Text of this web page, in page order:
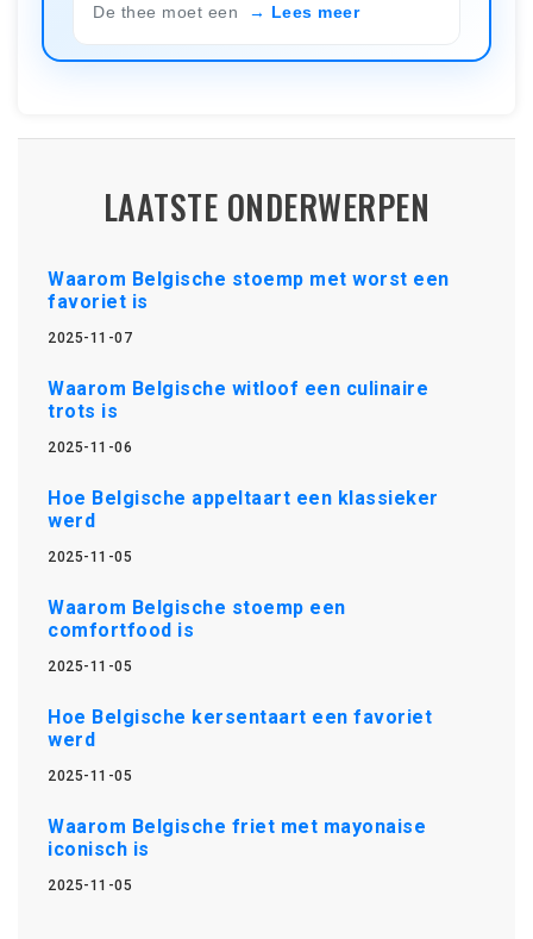
De thee moet een
Lees meer
LAATSTE ONDERWERPEN
Waarom Belgische stoemp met worst een
favoriet is
2025-11-07
Waarom Belgische witloof een culinaire
trots is
2025-11-06
Hoe Belgische appeltaart een klassieker
werd
2025-11-05
Waarom Belgische stoemp een
comfortfood is
2025-11-05
Hoe Belgische kersentaart een favoriet
werd
2025-11-05
Waarom Belgische friet met mayonaise
iconisch is
2025-11-05